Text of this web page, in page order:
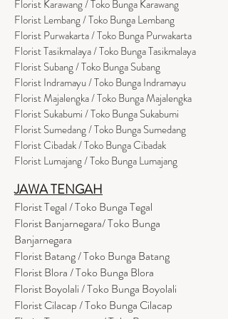
Florist Karawang / Toko Bunga Karawang
Florist Lembang / Toko Bunga Lembang
Florist Purwakarta / Toko Bunga Purwakarta
Florist Tasikmalaya / Toko Bunga Tasikmalaya
Florist Subang / Toko Bunga Subang
Florist Indramayu / Toko Bunga Indramayu
Florist Majalengka / Toko Bunga Majalengka
Florist Sukabumi / Toko Bunga Sukabumi
Florist Sumedang / Toko Bunga Sumedang
Florist Cibadak / Toko Bunga Cibadak
Florist Lumajang / Toko Bunga Lumajang
JAWA TENGAH
Florist Tegal / Toko Bunga Tegal
Florist Banjarnegara/ Toko Bunga
Banjarnegara
Florist Batang / Toko Bunga Batang
Florist Blora / Toko Bunga Blora
Florist Boyolali / Toko Bunga Boyolali
Florist Cilacap / Toko Bunga Cilacap